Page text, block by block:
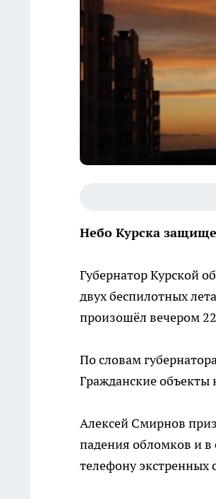
Небо Курска
Губернатор Курской
двух беспилотных
произошёл вечером
По словам
Гражданские объекты
Алексей Смирнов
падения обломков и в
телефону экстренных